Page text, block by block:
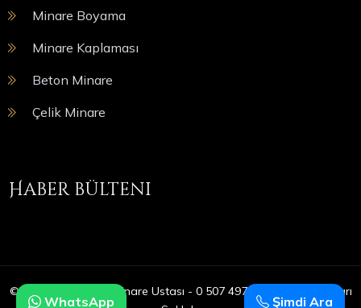
Minare Boyama
Minare Kaplaması
Beton Minare
Çelik Minare
Haber bülteni
© Copyright 2025 | Minare Ustası - 0 507 497 05 09 | Tüm Hakları
Şimdi Ara
WhatsApp